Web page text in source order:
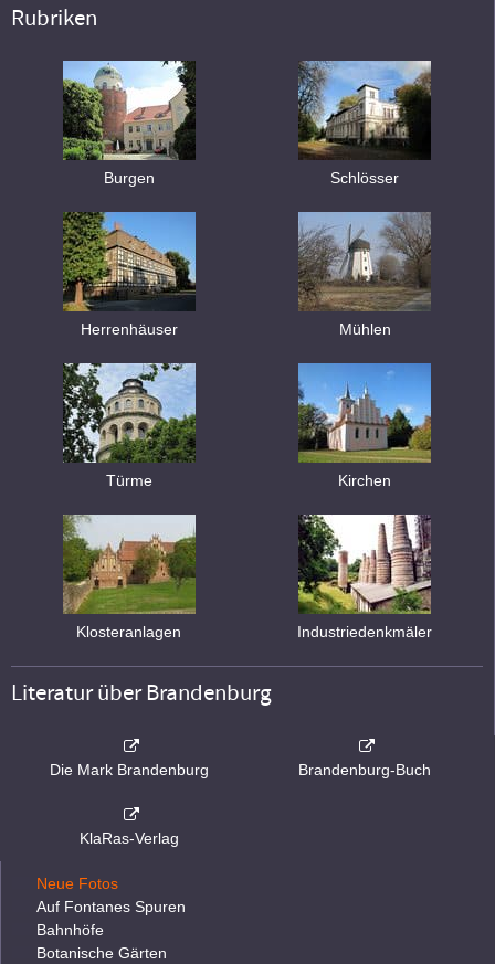
Rubriken
Burgen Schlösser
Herrenhäuser Mühlen
Türme Kirchen
Klosteranlagen Industriedenkmäler
Literatur über Brandenburg
Die Mark Brandenburg Brandenburg-Buch
KlaRas-Verlag
Neue Fotos
Auf Fontanes Spuren
Bahnhöfe
Botanische Gärten